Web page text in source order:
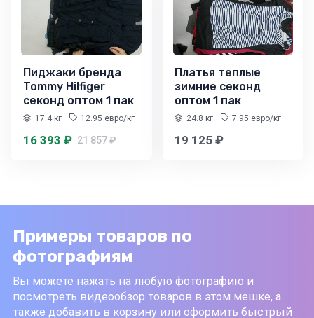
Пиджаки бренда
Tommy Hilfiger
секонд оптом 1 пак
17.4 кг 12.95 евро/кг
16 393 ₽ 21 857 ₽
Платья теплые
зимние секонд
оптом 1 пак
24.8 кг 7.95 евро/кг
19 125 ₽
Примеры товаров по
фотографиям
Вы можете нажать на любую фотографию и
посмотреть видеообзор товаров в этом мешке, а
также добавить в корзину или оформить быстрый